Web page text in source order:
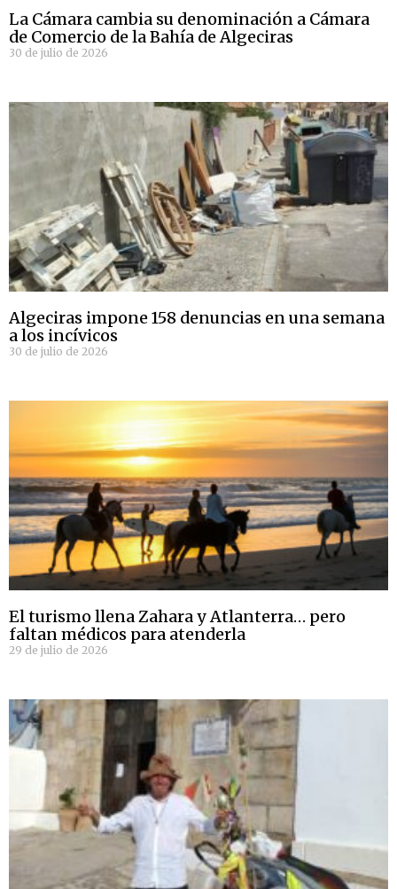
La Cámara cambia su denominación a Cámara
de Comercio de la Bahía de Algeciras
30 de julio de 2026
Algeciras impone 158 denuncias en una semana
a los incívicos
30 de julio de 2026
El turismo llena Zahara y Atlanterra… pero
faltan médicos para atenderla
29 de julio de 2026